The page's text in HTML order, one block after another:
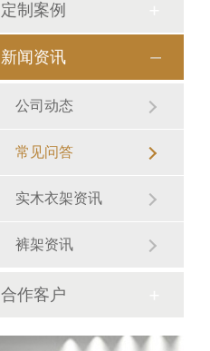
定制案例
新闻资讯
公司动态
常见问答
实木衣架资讯
裤架资讯
合作客户